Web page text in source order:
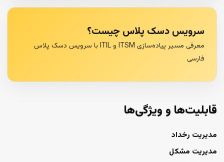
سرویس دسک پلاس چیست؟
معرفی مسیر پیاده‌سازی ITSM و ITIL با سرویس دسک پلاس
فارسی
قابلیت‌ها و ویژگی‌ها
مدیریت رخداد
مدیریت مشکل